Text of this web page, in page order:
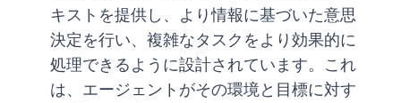
キストを提供し、より情報に基づいた意思
決定を行い、複雑なタスクをより効果的に
処理できるように設計されています。これ
は、エージェントがその環境と目標に対す